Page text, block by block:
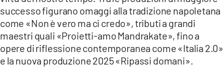
successo figurano omaggi alla tradizione napoletana
come «Non è vero ma ci credo», tributi a grandi
maestri quali «Proietti-amo Mandrakate», fino a
opere di riflessione contemporanea come «Italia 2.0»
e la nuova produzione 2025 «Ripassi domani».